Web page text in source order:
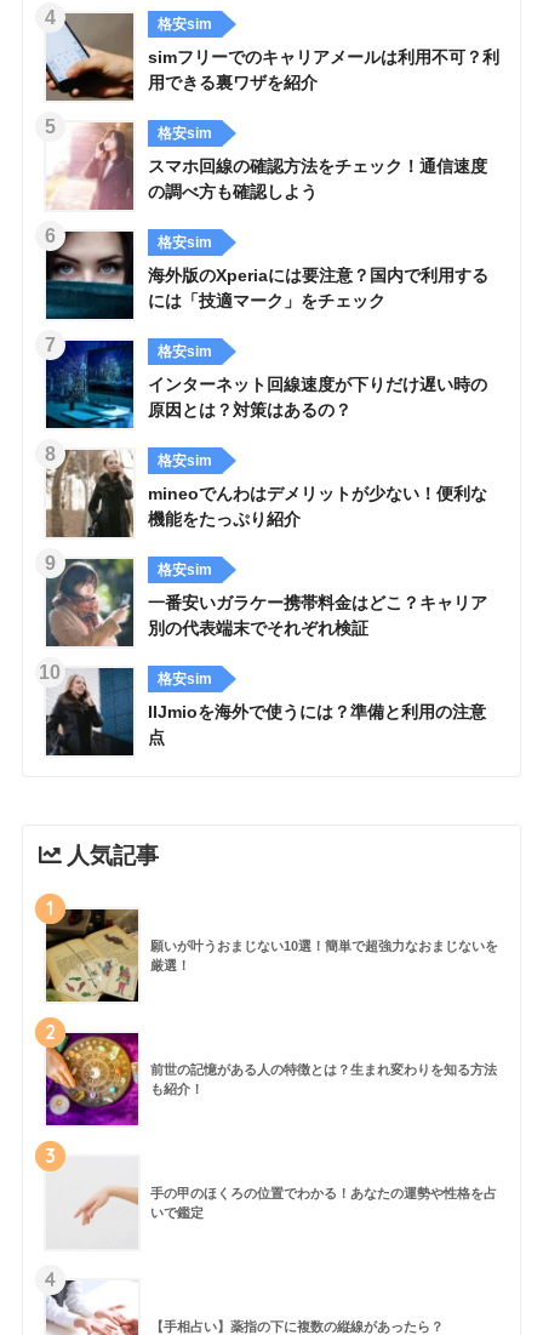
格安sim
simフリーでのキャリアメールは利用不可？利
用できる裏ワザを紹介
格安sim
スマホ回線の確認方法をチェック！通信速度
の調べ方も確認しよう
格安sim
海外版のXperiaには要注意？国内で利用する
には「技適マーク」をチェック
格安sim
インターネット回線速度が下りだけ遅い時の
原因とは？対策はあるの？
格安sim
mineoでんわはデメリットが少ない！便利な
機能をたっぷり紹介
格安sim
一番安いガラケー携帯料金はどこ？キャリア
別の代表端末でそれぞれ検証
格安sim
IIJmioを海外で使うには？準備と利用の注意
点
人気記事
1
願いが叶うおまじない10選！簡単で超強力なおまじないを
厳選！
2
前世の記憶がある人の特徴とは？生まれ変わりを知る方法
も紹介！
3
手の甲のほくろの位置でわかる！あなたの運勢や性格を占
いで鑑定
4
【手相占い】薬指の下に複数の縦線があったら？